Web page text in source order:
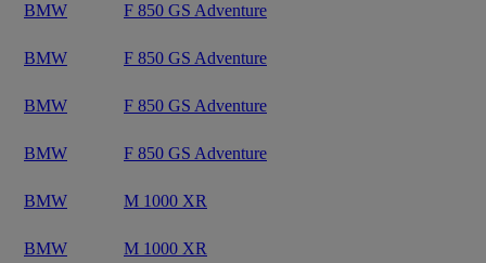
BMW F 850 GS Adventure
BMW F 850 GS Adventure
BMW F 850 GS Adventure
BMW F 850 GS Adventure
BMW M 1000 XR
BMW M 1000 XR